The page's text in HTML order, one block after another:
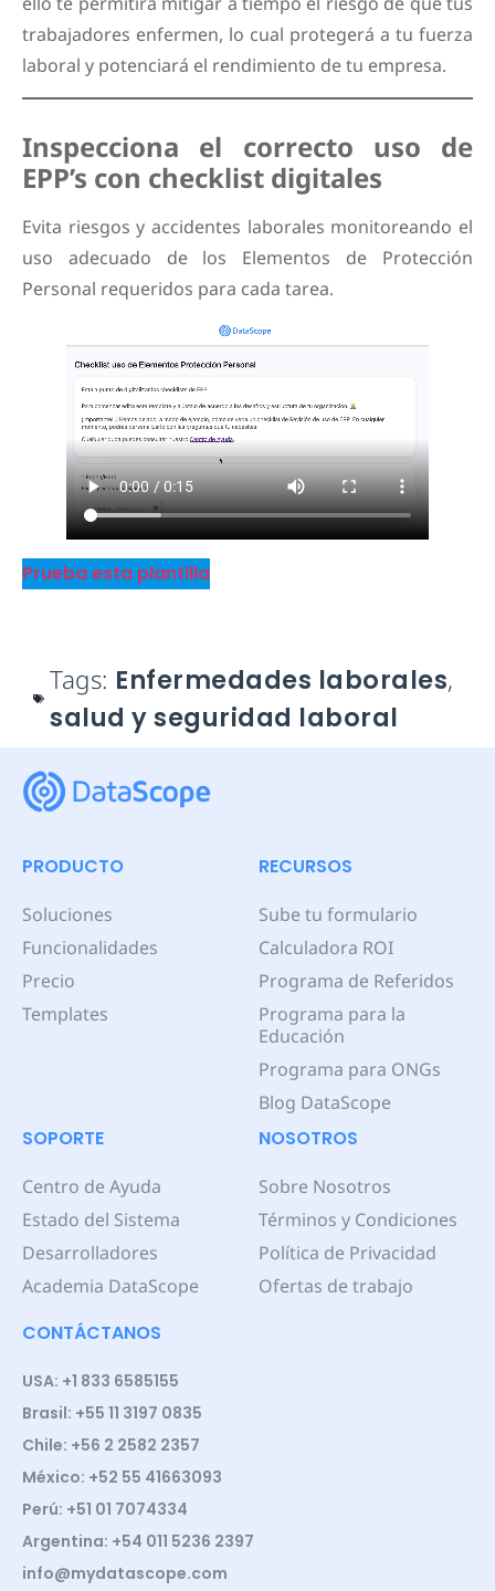
trabajadores enfermen, lo cual protegerá a tu fuerza
laboral y potenciará el rendimiento de tu empresa.
Inspecciona el correcto uso de
EPP’s con checklist digitales
Evita riesgos y accidentes laborales monitoreando el
uso adecuado de los Elementos de Protección
Personal requeridos para cada tarea.
Prueba esta plantilla
Tags: Enfermedades laborales,
salud y seguridad laboral
PRODUCTO
Soluciones
Funcionalidades
Precio
Templates
RECURSOS
Sube tu formulario
Calculadora ROI
Programa de Referidos
Programa para la
Educación
Programa para ONGs
Blog DataScope
SOPORTE
Centro de Ayuda
Estado del Sistema
Desarrolladores
Academia DataScope
NOSOTROS
Sobre Nosotros
Términos y Condiciones
Política de Privacidad
Ofertas de trabajo
CONTÁCTANOS
USA: +1 833 6585155
Brasil: +55 11 3197 0835
Chile: +56 2 2582 2357
México: +52 55 41663093
Perú: +51 01 7074334
Argentina: +54 011 5236 2397
info@mydatascope.com